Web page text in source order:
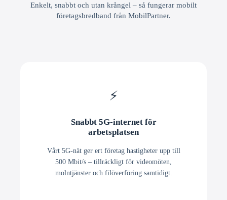
Enkelt, snabbt och utan krångel – så fungerar mobilt
företagsbredband från MobilPartner.
⚡
Snabbt 5G-internet för
arbetsplatsen
Vårt 5G-nät ger ert företag hastigheter upp till
500 Mbit/s – tillräckligt för videomöten,
molntjänster och filöverföring samtidigt.